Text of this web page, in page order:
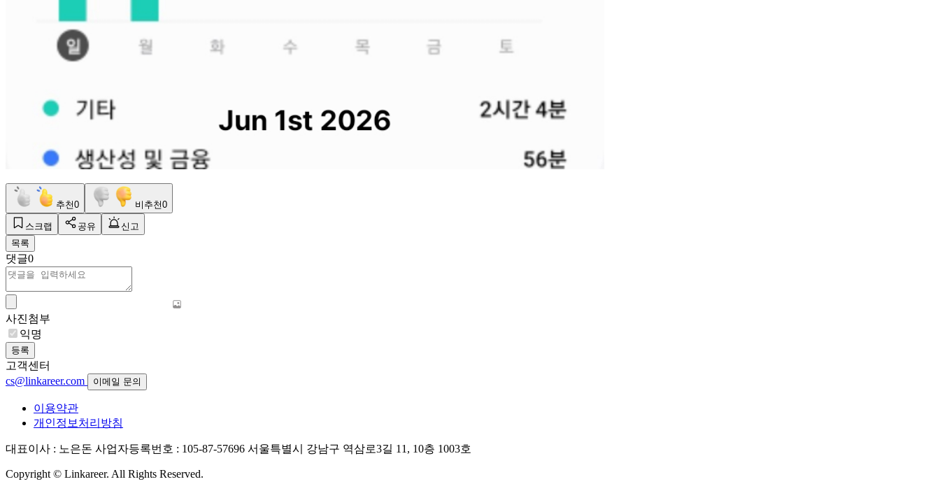
추천0 비추천0
스크랩 공유
신고
목록
댓글0
사진첨부
익명
등록
고객센터
cs@linkareer.com
이메일 문의
이용약관
개인정보처리방침
대표이사 : 노은돈 사업자등록번호 : 105-87-57696 서울특별시 강남구 역삼로3길 11, 10층 1003호
Copyright © Linkareer. All Rights Reserved.